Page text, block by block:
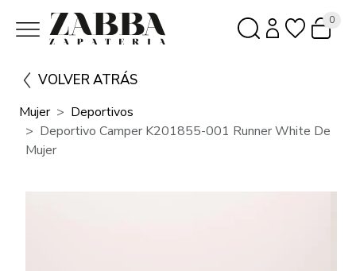
0
VOLVER ATRÁS
Mujer
Deportivos
Deportivo Camper K201855-001 Runner White De
Mujer